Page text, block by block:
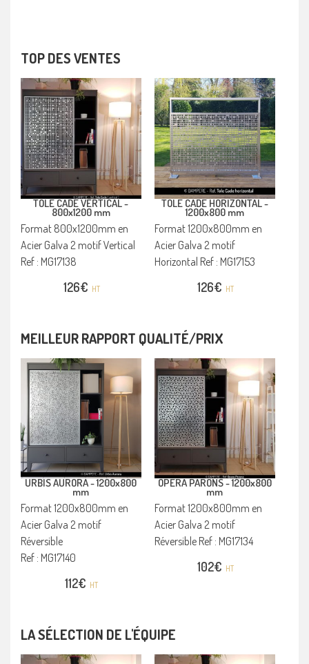
TOP DES VENTES
TOLE CADE VERTICAL -
800x1200 mm
Format 800x1200mm en
Acier Galva 2 motif Vertical
Ref : MG17138
126€ HT
TOLE CADE HORIZONTAL -
1200x800 mm
Format 1200x800mm en
Acier Galva 2 motif
Horizontal Ref : MG17153
126€ HT
MEILLEUR RAPPORT QUALITÉ/PRIX
URBIS AURORA -1200x800
mm
Format 1200x800mm en
Acier Galva 2 motif
Réversible
Ref : MG17140
112€ HT
OPERA PARONS -1200x800
mm
Format 1200x800mm en
Acier Galva 2 motif
Réversible Ref : MG17134
102€ HT
LA SÉLECTION DE L'ÉQUIPE